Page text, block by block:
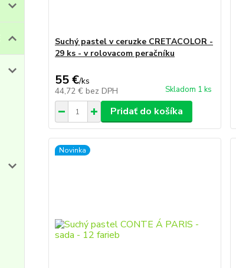
Suchý pastel v ceruzke CRETACOLOR -
29 ks - v rolovacom peračníku
55 €/ks
44,72 € bez DPH Skladom 1 ks
Pridať do košíka
Novinka